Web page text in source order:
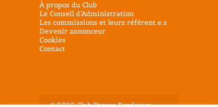
À propos du Club
Le Conseil d’Administration
Les commissions et leurs référent.e.s
Devenir annonceur
Cookies
Contact